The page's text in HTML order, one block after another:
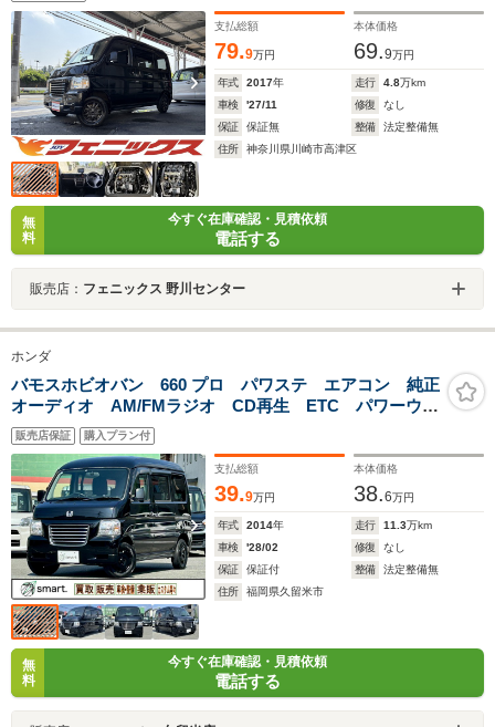
支払総額
79.9万円
本体価格
69.9万円
年式 2017年 走行 4.8万km
車検
'27/11 修復
なし
保証
保証無 整備
法定整備無
住所
神奈川県川崎市高津区
無
料
今すぐ在庫確認・見積依頼
電話する
販売店： フェニックス 野川センター
ホンダ
バモスホビオバン 660 プロ パワステ エアコン 純正
オーディオ AM/FMラジオ CD再生 ETC パワーウイ
ンド キーレス ヘッドランプレベライザー アクセサ
リーソケット プライバシーガラス サイドバイザー
リアワイパー
販売店保証 購入プラン付
支払総額
39.9万円
本体価格
38.6万円
年式 2014年 走行 11.3万km
車検
'28/02 修復
なし
保証
保証付 整備
法定整備無
住所
福岡県久留米市
無
料
今すぐ在庫確認・見積依頼
電話する